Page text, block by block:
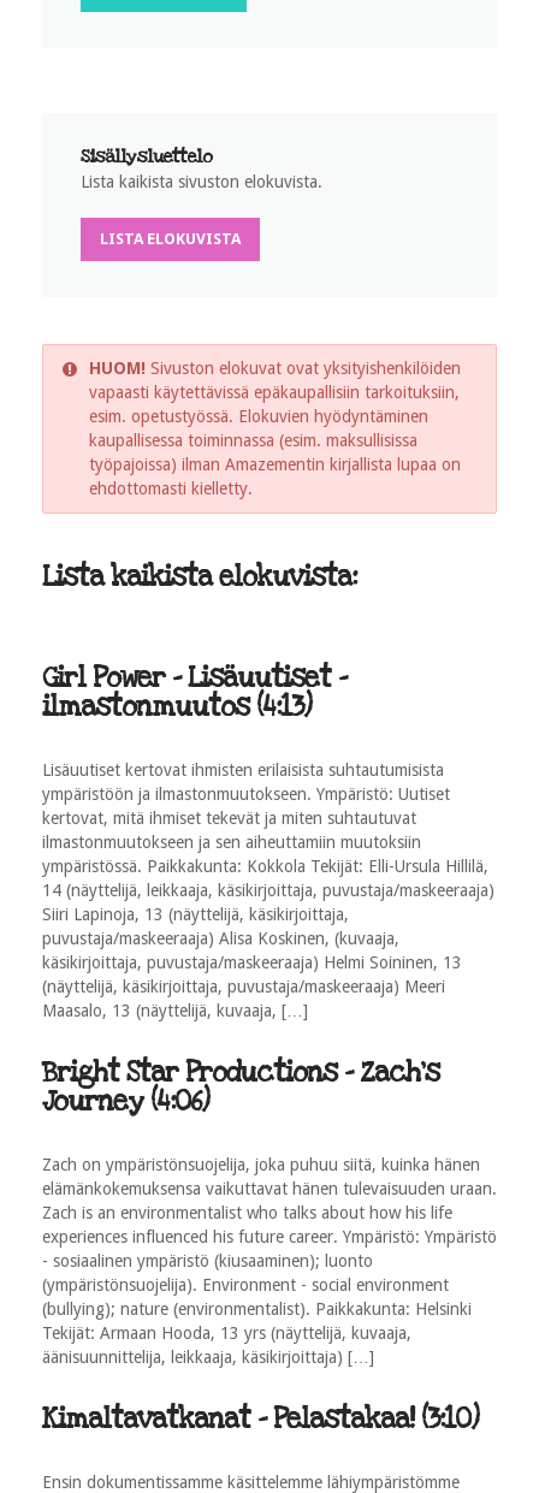
Sisällysluettelo
Lista kaikista sivuston elokuvista.
LISTA ELOKUVISTA
HUOM! Sivuston elokuvat ovat yksityishenkilöiden
vapaasti käytettävissä epäkaupallisiin tarkoituksiin,
esim. opetustyössä. Elokuvien hyödyntäminen
kaupallisessa toiminnassa (esim. maksullisissa
työpajoissa) ilman Amazementin kirjallista lupaa on
ehdottomasti kielletty.
Lista kaikista elokuvista:
Girl Power - Lisäuutiset -
ilmastonmuutos (4:13)
Lisäuutiset kertovat ihmisten erilaisista suhtautumisista
ympäristöön ja ilmastonmuutokseen. Ympäristö: Uutiset
kertovat, mitä ihmiset tekevät ja miten suhtautuvat
ilmastonmuutokseen ja sen aiheuttamiin muutoksiin
ympäristössä. Paikkakunta: Kokkola Tekijät: Elli-Ursula Hillilä,
14 (näyttelijä, leikkaaja, käsikirjoittaja, puvustaja/maskeeraaja)
Siiri Lapinoja, 13 (näyttelijä, käsikirjoittaja,
puvustaja/maskeeraaja) Alisa Koskinen, (kuvaaja,
käsikirjoittaja, puvustaja/maskeeraaja) Helmi Soininen, 13
(näyttelijä, käsikirjoittaja, puvustaja/maskeeraaja) Meeri
Maasalo, 13 (näyttelijä, kuvaaja, […]
Bright Star Productions - Zach's
Journey (4:06)
Zach on ympäristönsuojelija, joka puhuu siitä, kuinka hänen
elämänkokemuksensa vaikuttavat hänen tulevaisuuden uraan.
Zach is an environmentalist who talks about how his life
experiences influenced his future career. Ympäristö: Ympäristö
- sosiaalinen ympäristö (kiusaaminen); luonto
(ympäristönsuojelija). Environment - social environment
(bullying); nature (environmentalist). Paikkakunta: Helsinki
Tekijät: Armaan Hooda, 13 yrs (näyttelijä, kuvaaja,
äänisuunnittelija, leikkaaja, käsikirjoittaja) […]
Kimaltavatkanat - Pelastakaa! (3:10)
Ensin dokumentissamme käsittelemme lähiympäristömme